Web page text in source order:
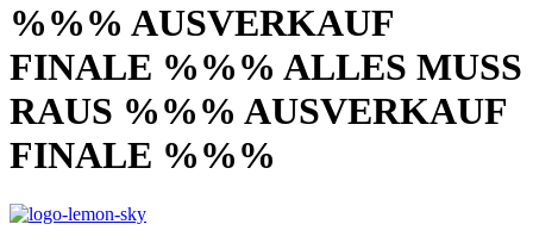
%%% AUSVERKAUF
FINALE %%% ALLES MUSS
RAUS %%% AUSVERKAUF
FINALE %%%